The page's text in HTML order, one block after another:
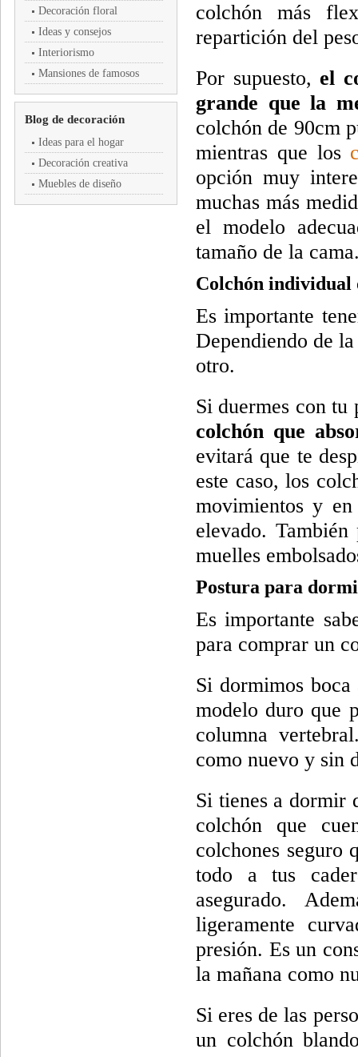
Decoración floral
Ideas y consejos
Interiorismo
Mansiones de famosos
Blog de decoración
Ideas para el hogar
Decoración creativa
Muebles de diseño
colchón más
repartición del
Por supuesto, el
grande que la
colchón de 90cm
mientras que los
opción muy
muchas más
el modelo
tamaño de la
Colchón individual
Es importante
Dependiendo de
otro.
Si duermes con
colchón que
evitará que te
este caso, los
movimientos y
elevado.
muelles
Postura para
Es importante
para comprar un
Si dormimos
modelo duro que
columna
como nuevo y sin
Si tienes a dormir
colchón que
colchones seguro
todo a tus
asegurado.
ligeramente
presión. Es un
la mañana como
Si eres de las
un colchón